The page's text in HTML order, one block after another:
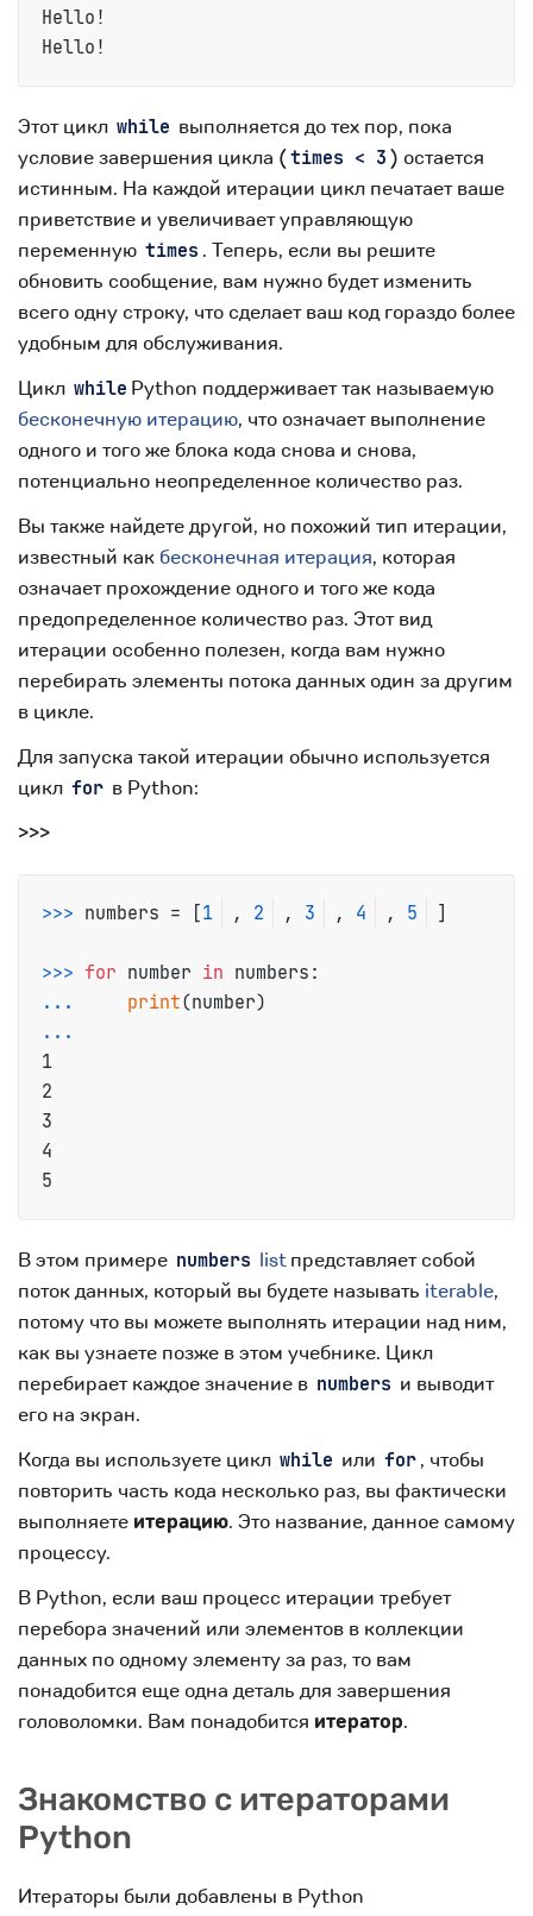
Hello!
Этот цикл while выполняется до тех пор, пока
условие завершения цикла (times < 3 ) остается
истинным. На каждой итерации цикл печатает ваше
приветствие и увеличивает управляющую
переменную times . Теперь, если вы решите
обновить сообщение, вам нужно будет изменить
всего одну строку, что сделает ваш код гораздо более
удобным для обслуживания.
Цикл while Python поддерживает так называемую
бесконечную итерацию, что означает выполнение
одного и того же блока кода снова и снова,
потенциально неопределенное количество раз.
Вы также найдете другой, но похожий тип итерации,
известный как бесконечная итерация, которая
означает прохождение одного и того же кода
предопределенное количество раз. Этот вид
итерации особенно полезен, когда вам нужно
перебирать элементы потока данных один за другим
в цикле.
Для запуска такой итерации обычно используется
цикл for в Python:
>>>
>>> numbers = [1 , 2 , 3 , 4 , 5 ]
>>> for number in numbers:
...
print(number)
...
1
2
3
4
В этом примере numbers listпредставляет собой
поток данных, который вы будете называть iterable,
потому что вы можете выполнять итерации над ним,
как вы узнаете позже в этом учебнике. Цикл
перебирает каждое значение в numbers и выводит
его на экран.
Когда вы используете цикл while или for , чтобы
повторить часть кода несколько раз, вы фактически
выполняете итерацию. Это название, данное самому
процессу.
В Python, если ваш процесс итерации требует
перебора значений или элементов в коллекции
данных по одному элементу за раз, то вам
понадобится еще одна деталь для завершения
головоломки. Вам понадобится итератор.
Знакомство с итераторами
Python
Итераторы были добавлены в Python